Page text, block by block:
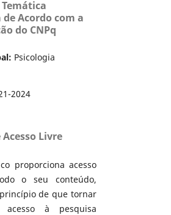
Acordo com a
do CNPq
Psicologia
2024
Livre
proporciona acesso
o seu conteúdo,
de que tornar
à pesquisa